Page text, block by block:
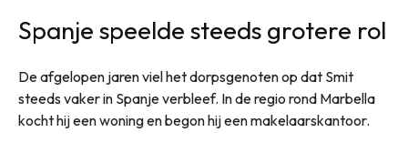
Spanje speelde steeds grotere rol
De afgelopen jaren viel het dorpsgenoten op dat Smit
steeds vaker in Spanje verbleef. In de regio rond Marbella
kocht hij een woning en begon hij een makelaarskantoor.